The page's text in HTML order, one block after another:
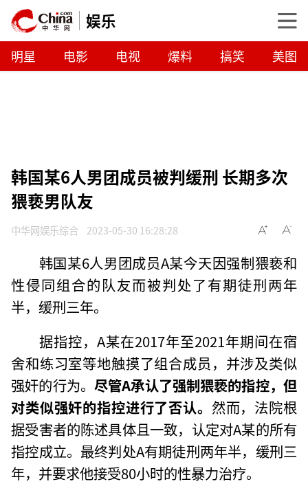
娱乐
明星 电影 电视 爆料 搞笑 美图
韩国某6人男团成员被判缓刑 长期多次
猥亵男队友
中华网娱乐综合 2023-05-30 16:28:28
韩国某6人男团成员A某今天因强制猥亵和
性侵同组合的队友而被判处了有期徒刑两年
半，缓刑三年。
据指控，A某在2017年至2021年期间在宿
舍和练习室等地触摸了组合成员，并涉及类似
强奸的行为。 尽管A承认了强制猥亵的指控，但
对类似强奸的指控进行了否认。 然而，法院根
据受害者的陈述具体且一致，认定对A某的所有
指控成立。最终判处A有期徒刑两年半，缓刑三
年，并要求他接受80小时的性暴力治疗。